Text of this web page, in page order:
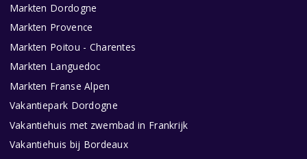
Markten Dordogne
Markten Provence
Markten Poitou - Charentes
Markten Languedoc
Markten Franse Alpen
Vakantiepark Dordogne
Vakantiehuis met zwembad in Frankrijk
Vakantiehuis bij Bordeaux